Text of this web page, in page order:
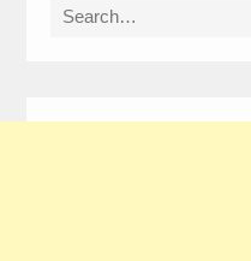
Search